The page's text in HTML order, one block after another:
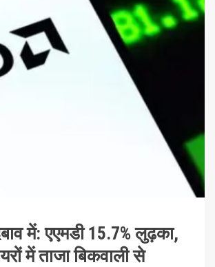
में: एएमडी 15.7% लुढ़का,
में ताजा बिकवाली से